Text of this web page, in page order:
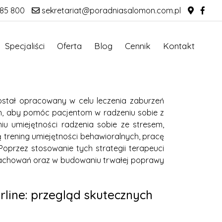
800 sekretariat@poradniasalomon.com.pl
Specjaliści Oferta Blog Cennik Kontakt
opracowany w celu leczenia zaburzeń
aby pomóc pacjentom w radzeniu sobie z
umiejętności radzenia sobie ze stresem,
umiejętności behawioralnych, pracę
stosowanie tych strategii terapeuci
oraz w budowaniu trwałej poprawy
przegląd skutecznych